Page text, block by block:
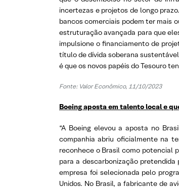
incertezas e projetos de longo
bancos comerciais podem ter mais
estruturação avançada para que
impulsione o financiamento de
título de dívida soberana
é que os novos papéis do Tesouro
Fonte: Valor Econômico, 11/10/2023
Boeing aposta em talento local e
“A Boeing elevou a aposta no
companhia abriu oficialmente na
reconhece o Brasil como potencial
para a descarbonização pretendida
empresa foi selecionada pelo
Unidos. No Brasil, a fabricante de